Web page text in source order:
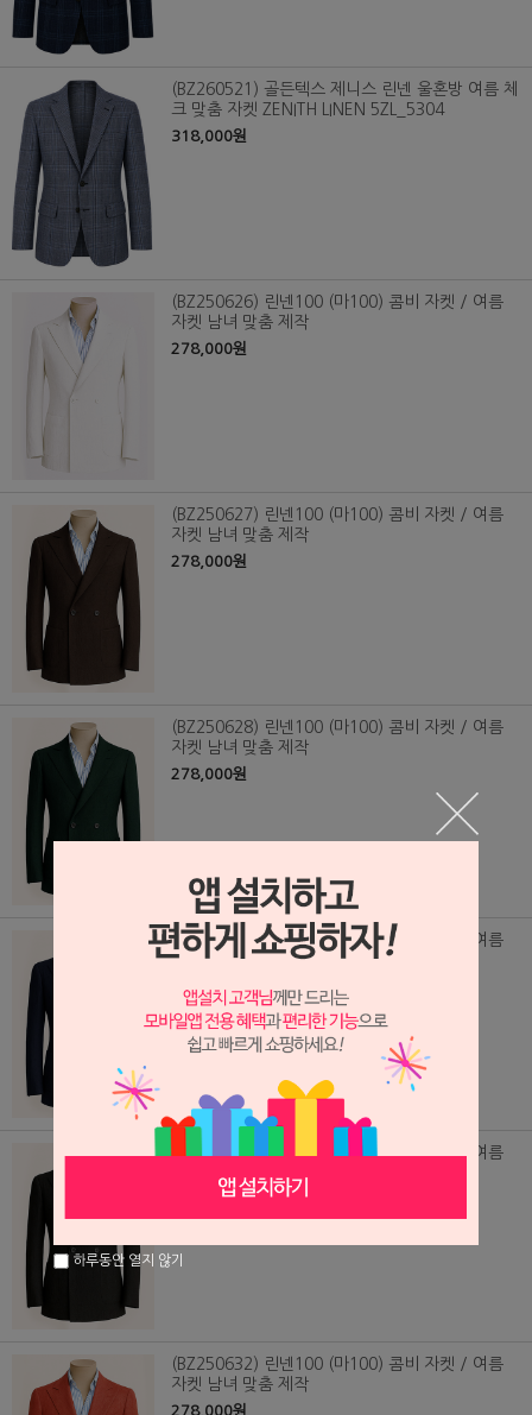
(BZ260521) 골든텍스 제니스 린넨 울혼방 여름 체
크 맞춤 자켓 ZENITH LINEN 5ZL_5304
318,000원
(BZ250626) 린넨100 (마100) 콤비 자켓 / 여름
자켓 남녀 맞춤 제작
278,000원
(BZ250627) 린넨100 (마100) 콤비 자켓 / 여름
자켓 남녀 맞춤 제작
278,000원
(BZ250628) 린넨100 (마100) 콤비 자켓 / 여름
자켓 남녀 맞춤 제작
278,000원
(BZ250630) 린넨100 (마100) 콤비 자켓 / 여름
자켓 남녀 맞춤 제작
278,000원
(BZ250631) 린넨100 (마100) 콤비 자켓 / 여름
278,000원
(BZ250632) 린넨100 (마100) 콤비 자켓 / 여름
자켓 남녀 맞춤 제작
278,000원
하루동안 열지 않기